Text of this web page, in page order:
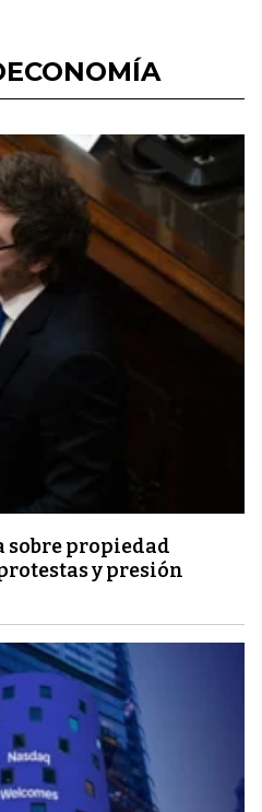
sobre propiedad
y presión